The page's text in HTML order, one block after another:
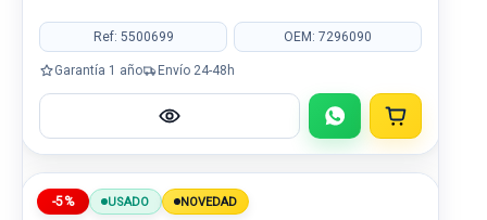
Ref: 5500699 OEM: 7296090
Garantía 1 año Envío 24-48h
-5% USADO NOVEDAD